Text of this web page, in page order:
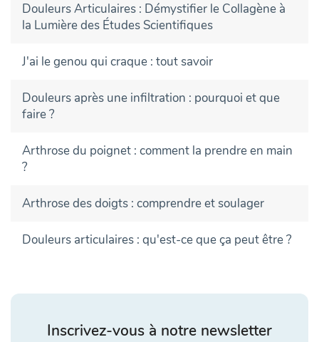
Douleurs Articulaires : Démystifier le Collagène à
la Lumière des Études Scientifiques
J'ai le genou qui craque : tout savoir
Douleurs après une infiltration : pourquoi et que
faire ?
Arthrose du poignet : comment la prendre en main
?
Arthrose des doigts : comprendre et soulager
Douleurs articulaires : qu'est-ce que ça peut être ?
Inscrivez-vous à notre newsletter